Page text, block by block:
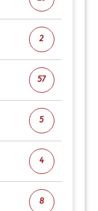
2
57
5
4
8